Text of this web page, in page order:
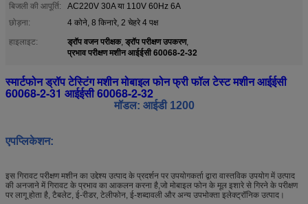
बिजली की आपूर्ति:
AC220V 30A या 110V 60Hz 6A
छोड़ना:
4 कोने, 8 किनारे, 2 चेहरे 4 पक्ष
हाइलाइट:
ड्रॉप वजन परीक्षक, ड्रॉप परीक्षण उपकरण,
प्रभाव परीक्षण मशीन आईईसी 60068-2-32
स्मार्टफोन ड्रॉप टेस्टिंग मशीन मोबाइल फोन फ्री फॉल टेस्ट मशीन आईईसी
60068-2-31 आईईसी 60068-2-32
मॉडल: आईडी 1200
एपप्लिकेशन:
इस गिरावट परीक्षण मशीन का उद्देश्य उत्पाद के प्रदर्शन पर उपयोगकर्ता द्वारा वास्तविक उपयोग में उत्पाद
की अनजाने में गिरावट के प्रभाव का आकलन करना है,जो मोबाइल फोन के मूल इशारे से गिरने के परीक्षण
पर लागू होता है, टैबलेट, ई-रीडर, टेलीफोन, ई-शब्दावली और अन्य उपभोक्ता इलेक्ट्रॉनिक उत्पाद।